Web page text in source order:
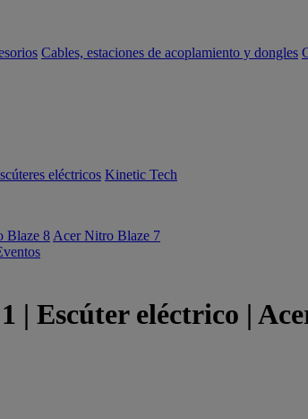
Cables, estaciones de acoplamiento y dongles
eléctricos Kinetic Tech
Blaze 8 Acer Nitro Blaze 7
| Escúter eléctrico |